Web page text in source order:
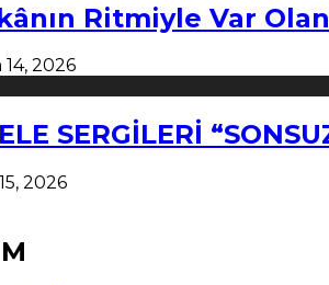
Ritmiyle Var
14, 2026
SERGİLERİ
2026